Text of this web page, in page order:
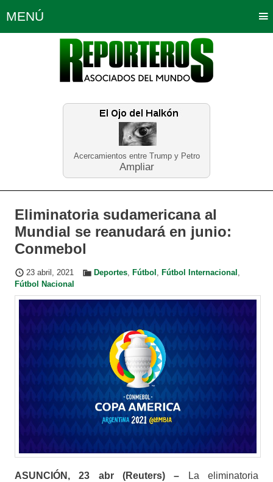
Acercamientos entre Trump y Petro
Ampliar
MENÚ
Política Opinión Bogotá
Planeta Tierra Deportes
Educación Neira
Eliminatoria sudamericana al
Mundial se reanudará en junio:
Conmebol
23 abril, 2021 Deportes, Fútbol , Fútbol Internacional ,
Fútbol Nacional
ASUNCIÓN, 23 abr (Reuters) – La eliminatoria